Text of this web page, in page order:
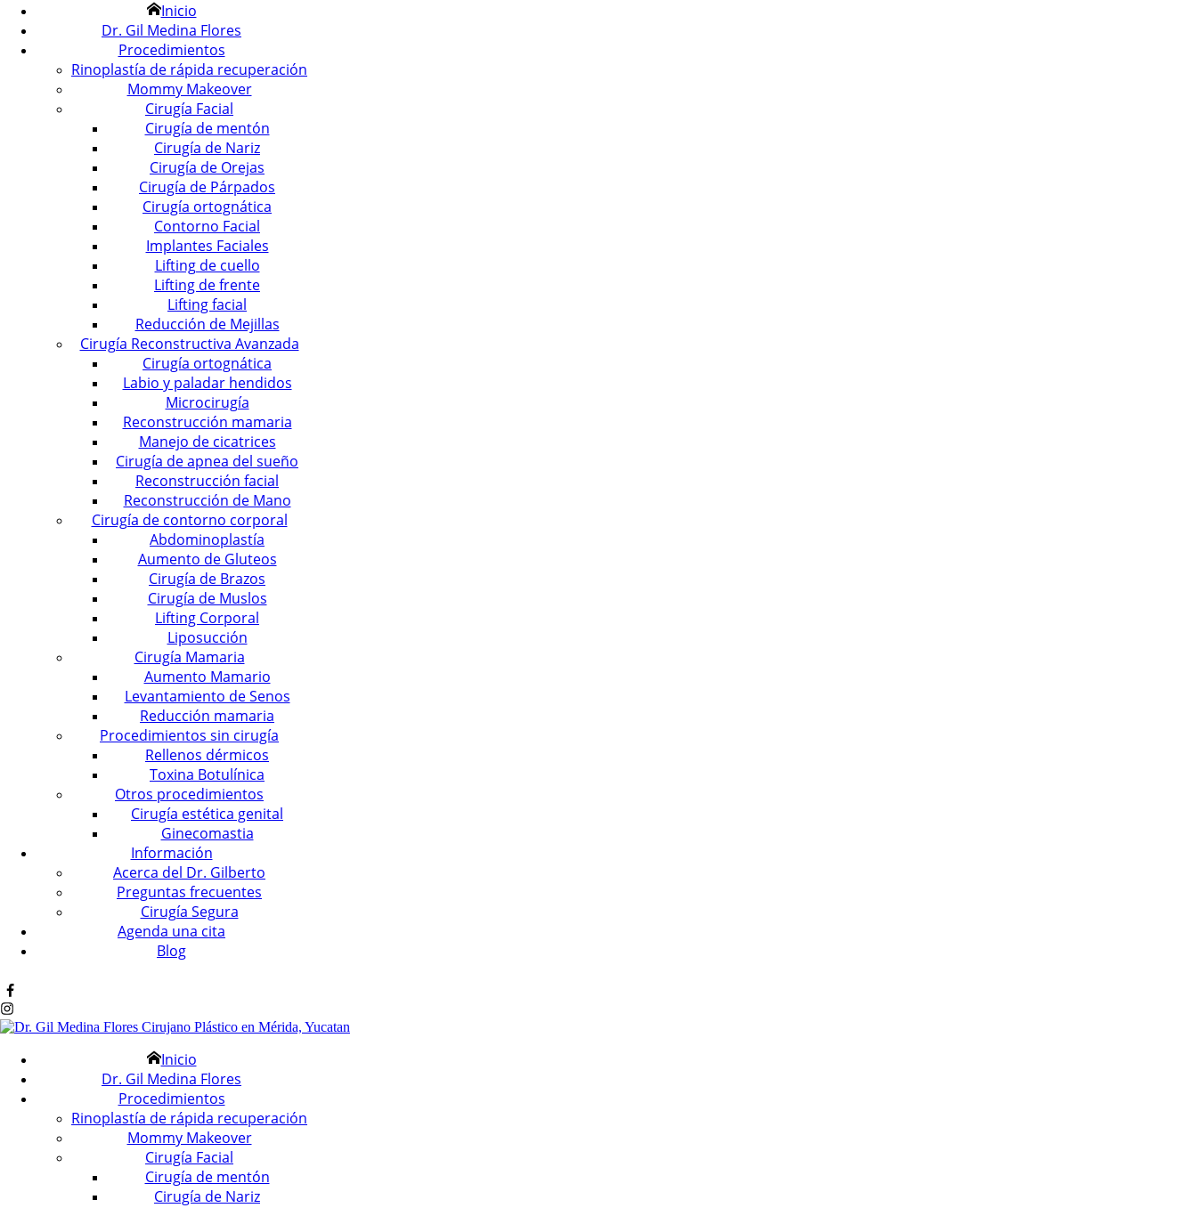
Inicio
Dr. Gil Medina Flores
Procedimientos
Rinoplastía de rápida recuperación
Mommy Makeover
Cirugía Facial
Cirugía de mentón
Cirugía de Nariz
Cirugía de Orejas
Cirugía de Párpados
Cirugía ortognática
Contorno Facial
Implantes Faciales
Lifting de cuello
Lifting de frente
Lifting facial
Reducción de Mejillas
Cirugía Reconstructiva Avanzada
Cirugía ortognática
Labio y paladar hendidos
Microcirugía
Reconstrucción mamaria
Manejo de cicatrices
Cirugía de apnea del sueño
Reconstrucción facial
Reconstrucción de Mano
Cirugía de contorno corporal
Abdominoplastía
Aumento de Gluteos
Cirugía de Brazos
Cirugía de Muslos
Lifting Corporal
Liposucción
Cirugía Mamaria
Aumento Mamario
Levantamiento de Senos
Reducción mamaria
Procedimientos sin cirugía
Rellenos dérmicos
Toxina Botulínica
Otros procedimientos
Cirugía estética genital
Ginecomastia
Información
Acerca del Dr. Gilberto
Preguntas frecuentes
Cirugía Segura
Agenda una cita
Blog
Inicio
Dr. Gil Medina Flores
Procedimientos
Rinoplastía de rápida recuperación
Mommy Makeover
Cirugía Facial
Cirugía de mentón
Cirugía de Nariz